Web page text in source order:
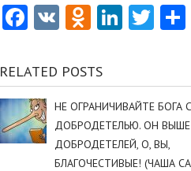
Facebook
VK
RELATED POSTS
НЕ ОГРАНИЧИВАЙТЕ БОГА
ДОБРОДЕТЕЛЬЮ. ОН
ДОБРОДЕТЕЛЕЙ, О, ВЫ,
БЛАГОЧЕСТИВЫЕ! (ЧАША